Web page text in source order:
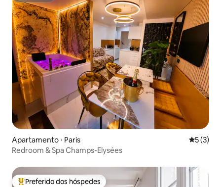
Apartamento ⋅ Paris 5 de
5 (3)
Redroom & Spa Champs-Elysées
Preferido dos hóspedes